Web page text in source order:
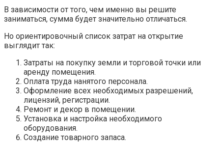
В зависимости от того, чем именно вы решите
заниматься, сумма будет значительно отличаться.
Но ориентировочный список затрат на открытие
выглядит так:
Затраты на покупку земли и торговой точки или
аренду помещения.
Оплата труда нанятого персонала.
Оформление всех необходимых разрешений,
лицензий, регистрации.
Ремонт и декор в помещении.
Установка и настройка необходимого
оборудования.
Создание товарного запаса.